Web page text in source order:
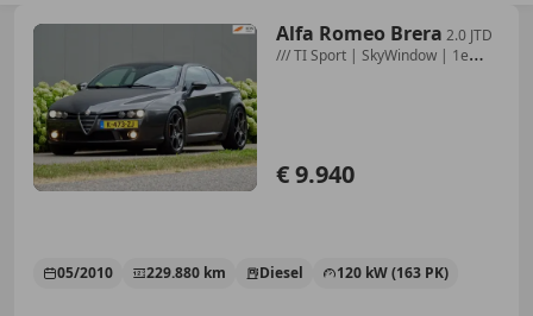
Alfa Romeo Brera 2.0 JTD
/// TI Sport | SkyWindow | 1e
€ 9.940
05/2010 229.880 km Diesel 120 kW (163 PK)